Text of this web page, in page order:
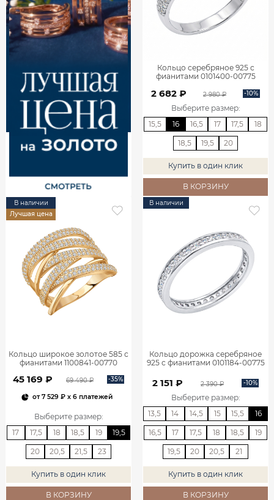
Кольцо серебряное 925 с
фианитами 0101400-00775
2 682 ₽ 2 980 ₽ -10%
Выберите размер:
15,5
16 16,5 17 17,5 18
18,5 19,5 20
Купить в один клик
В КОРЗИНУ
В наличии
Лучшая цена
Кольцо широкое золотое 585 с
фианитами 1100841-00770
45 169 ₽ 69 490 ₽ -35%
от7 529 ₽x 6 платежей
Выберите размер:
17
17,5 18 18,5 19 19,5
20 20,5 21,5 23
Купить в один клик
В КОРЗИНУ
В наличии
Кольцо дорожка серебряное
925 с фианитами 0101184-00775
2 151 ₽ 2 390 ₽ -10%
Выберите размер:
13,5
14 14,5 15 15,5 16
16,5 17 17,5 18 18,5 19
19,5 20 20,5 21
Купить в один клик
В КОРЗИНУ